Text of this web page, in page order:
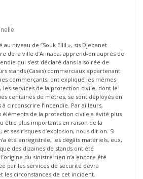
niveau de ‘’Souk Ellil », sis Djebanet
de la ville d’Annaba, apprend-on auprès de
qui s’est déclaré dans la soirée de
stands (Cases) commerciaux appartenant
commerçants, ont expliqué les mêmes
les services de la protection civile, dont le
centaines de mètres, se sont déployés en
circonscrire l’incendie. Par ailleurs,
éléments de la protection civile a évité plus
être plus importants en raison de la
ses risques d’explosion, nous dit-on. Si
été enregistrée, les dégâts matériels, eux,
des dizaines de stands ont été
du sinistre rien n’a encore été
par les services de sécurité devra
les circonstances de cet incident.